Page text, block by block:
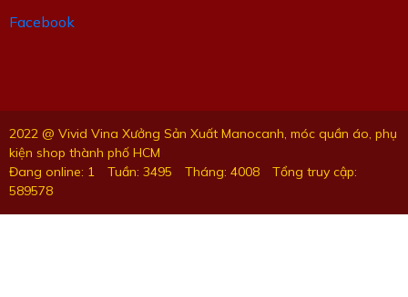
Facebook
2022 @ Vivid Vina Xưởng Sản Xuất Manocanh, móc quần áo, phụ
kiện shop thành phố HCM
Đang online: 1
Tuần: 3495 Tháng: 4008
Tổng truy cập:
589578